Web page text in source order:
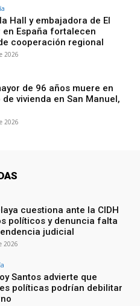
Hall y embajadora de El
en España fortalecen
cooperación regional
2026
de 96 años muere en
vivienda en San Manuel,
2026
cuestiona ante la CIDH
políticos y denuncia falta
judicial
2026
Santos advierte que
políticas podrían debilitar